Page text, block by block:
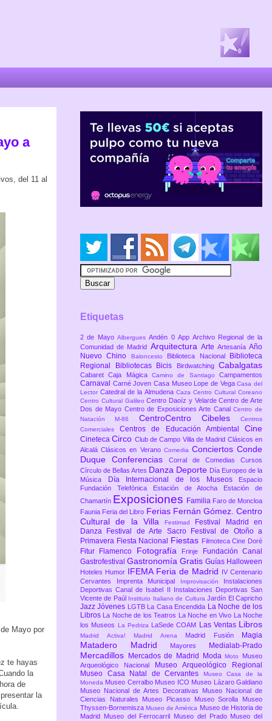
a
del 11 al
Mayo por
te hayas
la
de
la
Etiquetas
2 de Mayo AlberguesAndén 0 AppArchivo Regional de la
Comunidad de Madrid Arquitectura Arte ArtesaníaAño
Nuevo Chino
Baloncesto Biblioteca Nacional
Biblioteca
Regional
Bibliotecas Bicis Birdwatching Cabalgatas
CabaretCaja MágicaCamino de SantiagoCampamentos
Carnaval Carné JovenCasa Museo Lope de VegaCasa del
LectorCatedral de la Almudena Caza Centro Cultural Coreano
Centro Cultural GalileoCentro Daoíz y VelardeCentro de Arte
Dos de Mayo Centro de Exposiciones Arte CanalCentro de
Natación M-86 CentroCentro Cibeles
Centros
ComercialesCentros de Educación AmbientalCine
CinetecaCirco Club de Campo Villa de Madrid Clásicos en
AlcaláClásicos en Verano Comedia ConciertosConde
Duque Conferencias Corral de Comedias Cursos
Círculo de Bellas Artes Danza Deporte Día Europeo de la
Música
Día Internacional de los Museos
Espacio
Fundación Telefónica
Estación de Atocha
Estación de
Chamartín Exposiciones Familia Faro de Moncloa
Faunia Feria del Libro Ferias Fernán Gómez. Centro
Cultural de la VillaFestimad
Festival Madrid en
Danza
Festival de Arte Sacro
Festival de Otoño a
Primavera Fiesta Nacional Fiestas Filmoteca Cine Doré
Fitur Flamenco Fotografía Frinje
Fundación Canal
Gastrofestival Gastronomía Gratis Guías Halloween
Hoteles Humor IFEMA Feria de Madrid
IV Centenario
Cervantes
Imprenta Municipal Improvisación
Instalaciones
Deportivas Canal de Isabel II
Instalaciones Deportivas San
Vicente de Paúl
Instituto Italiano de CulturaJardín El Capricho
JazzJóvenes LGTB La Casa Encendida La Noche de los
Libros
La Noche de los Teatros La Noche en Vivo
La Noche
los Museos
La Pedriza LaSede COAM Las Ventas Libros
Madrid Activa! Madrid Arena Madrid Fusión Magia
Matadero Madrid Mayores Medialab-Prado
Mercadillos Mercados de Madrid ModaMoto Museo
Arqueológico Nacional
Museo Arqueológico Regional
Museo Casa Natal de Cervantes
Museo Casa de la
Moneda Museo Cerralbo Museo ICO Museo Lázaro Galdiano
Museo Nacional de Artes Decorativas Museo Nacional de
Ciencias Naturales Museo Picasso Museo Sorolla Museo
Thyssen-BornemiszaMuseo de América Museo de Historia de
Madrid
Museo del Ferrocarril Museo del Prado Museo del